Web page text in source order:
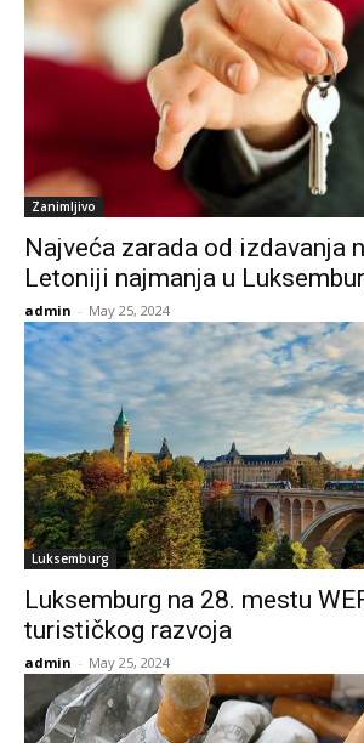
Zanimljivo
Najveća zarada od izdavanja
Letoniji najmanja u
admin - May 25, 2024
Luksemburg
Luksemburg na 28. mestu
turističkog razvoja
admin - May 25, 2024